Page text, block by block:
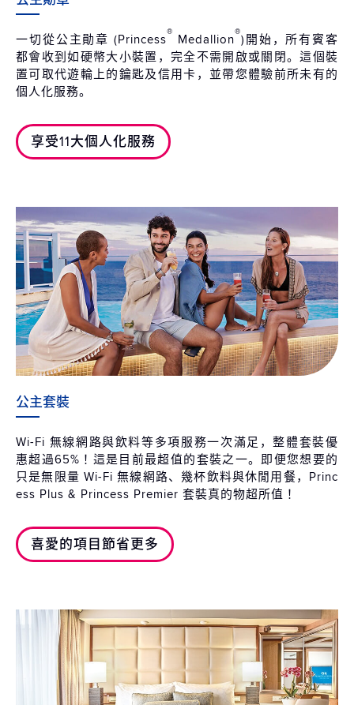
一切從公主勛章 (Princess® Medallion®)開始，所有賓客
都會收到如硬幣大小裝置，完全不需開啟或關閉。這個裝
置可取代遊輪上的鑰匙及信用卡，並帶您體驗前所未有的
個人化服務。
享受11大個人化服務
公主套裝
Wi-Fi 無線網路與飲料等多項服務一次滿足，整體套裝優
惠超過65%！這是目前最超值的套裝之一。即便您想要的
只是無限量 Wi-Fi 無線網路、幾杯飲料與休閒用餐，Princ
ess Plus & Princess Premier 套裝真的物超所值！
喜愛的項目節省更多